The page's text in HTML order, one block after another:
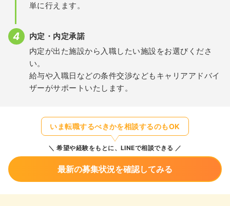
単に行えます。
内定・内定承諾
内定が出た施設から入職したい施設をお選びくださ
い。
給与や入職日などの条件交渉などもキャリアアドバイ
ザーがサポートいたします。
いま転職するべきかを相談するのもOK
希望や経験をもとに、LINEで相談できる
最新の募集状況を確認してみる